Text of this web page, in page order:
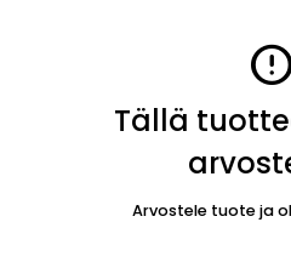
Tällä
Arvostele tuote ja